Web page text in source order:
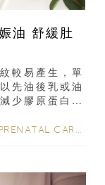
肚
較易產生，單
先油後乳或油
少膠原蛋白
CARE